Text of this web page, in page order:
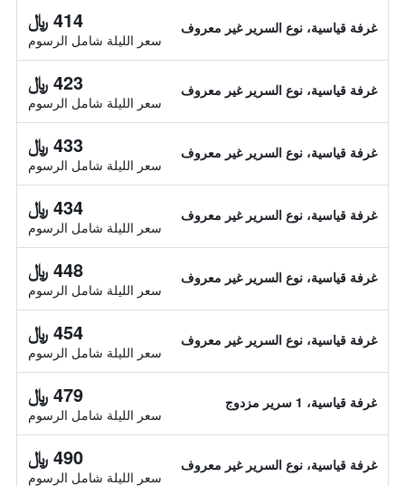
غرفة قياسية، نوع السرير غير معروف 414 ﷼
سعر الليلة شامل الرسوم
غرفة قياسية، نوع السرير غير معروف 423 ﷼
سعر الليلة شامل الرسوم
غرفة قياسية، نوع السرير غير معروف 433 ﷼
سعر الليلة شامل الرسوم
غرفة قياسية، نوع السرير غير معروف 434 ﷼
سعر الليلة شامل الرسوم
غرفة قياسية، نوع السرير غير معروف 448 ﷼
سعر الليلة شامل الرسوم
غرفة قياسية، نوع السرير غير معروف 454 ﷼
سعر الليلة شامل الرسوم
غرفة قياسية، 1 سرير مزدوج 479 ﷼
سعر الليلة شامل الرسوم
غرفة قياسية، نوع السرير غير معروف 490 ﷼
سعر الليلة شامل الرسوم